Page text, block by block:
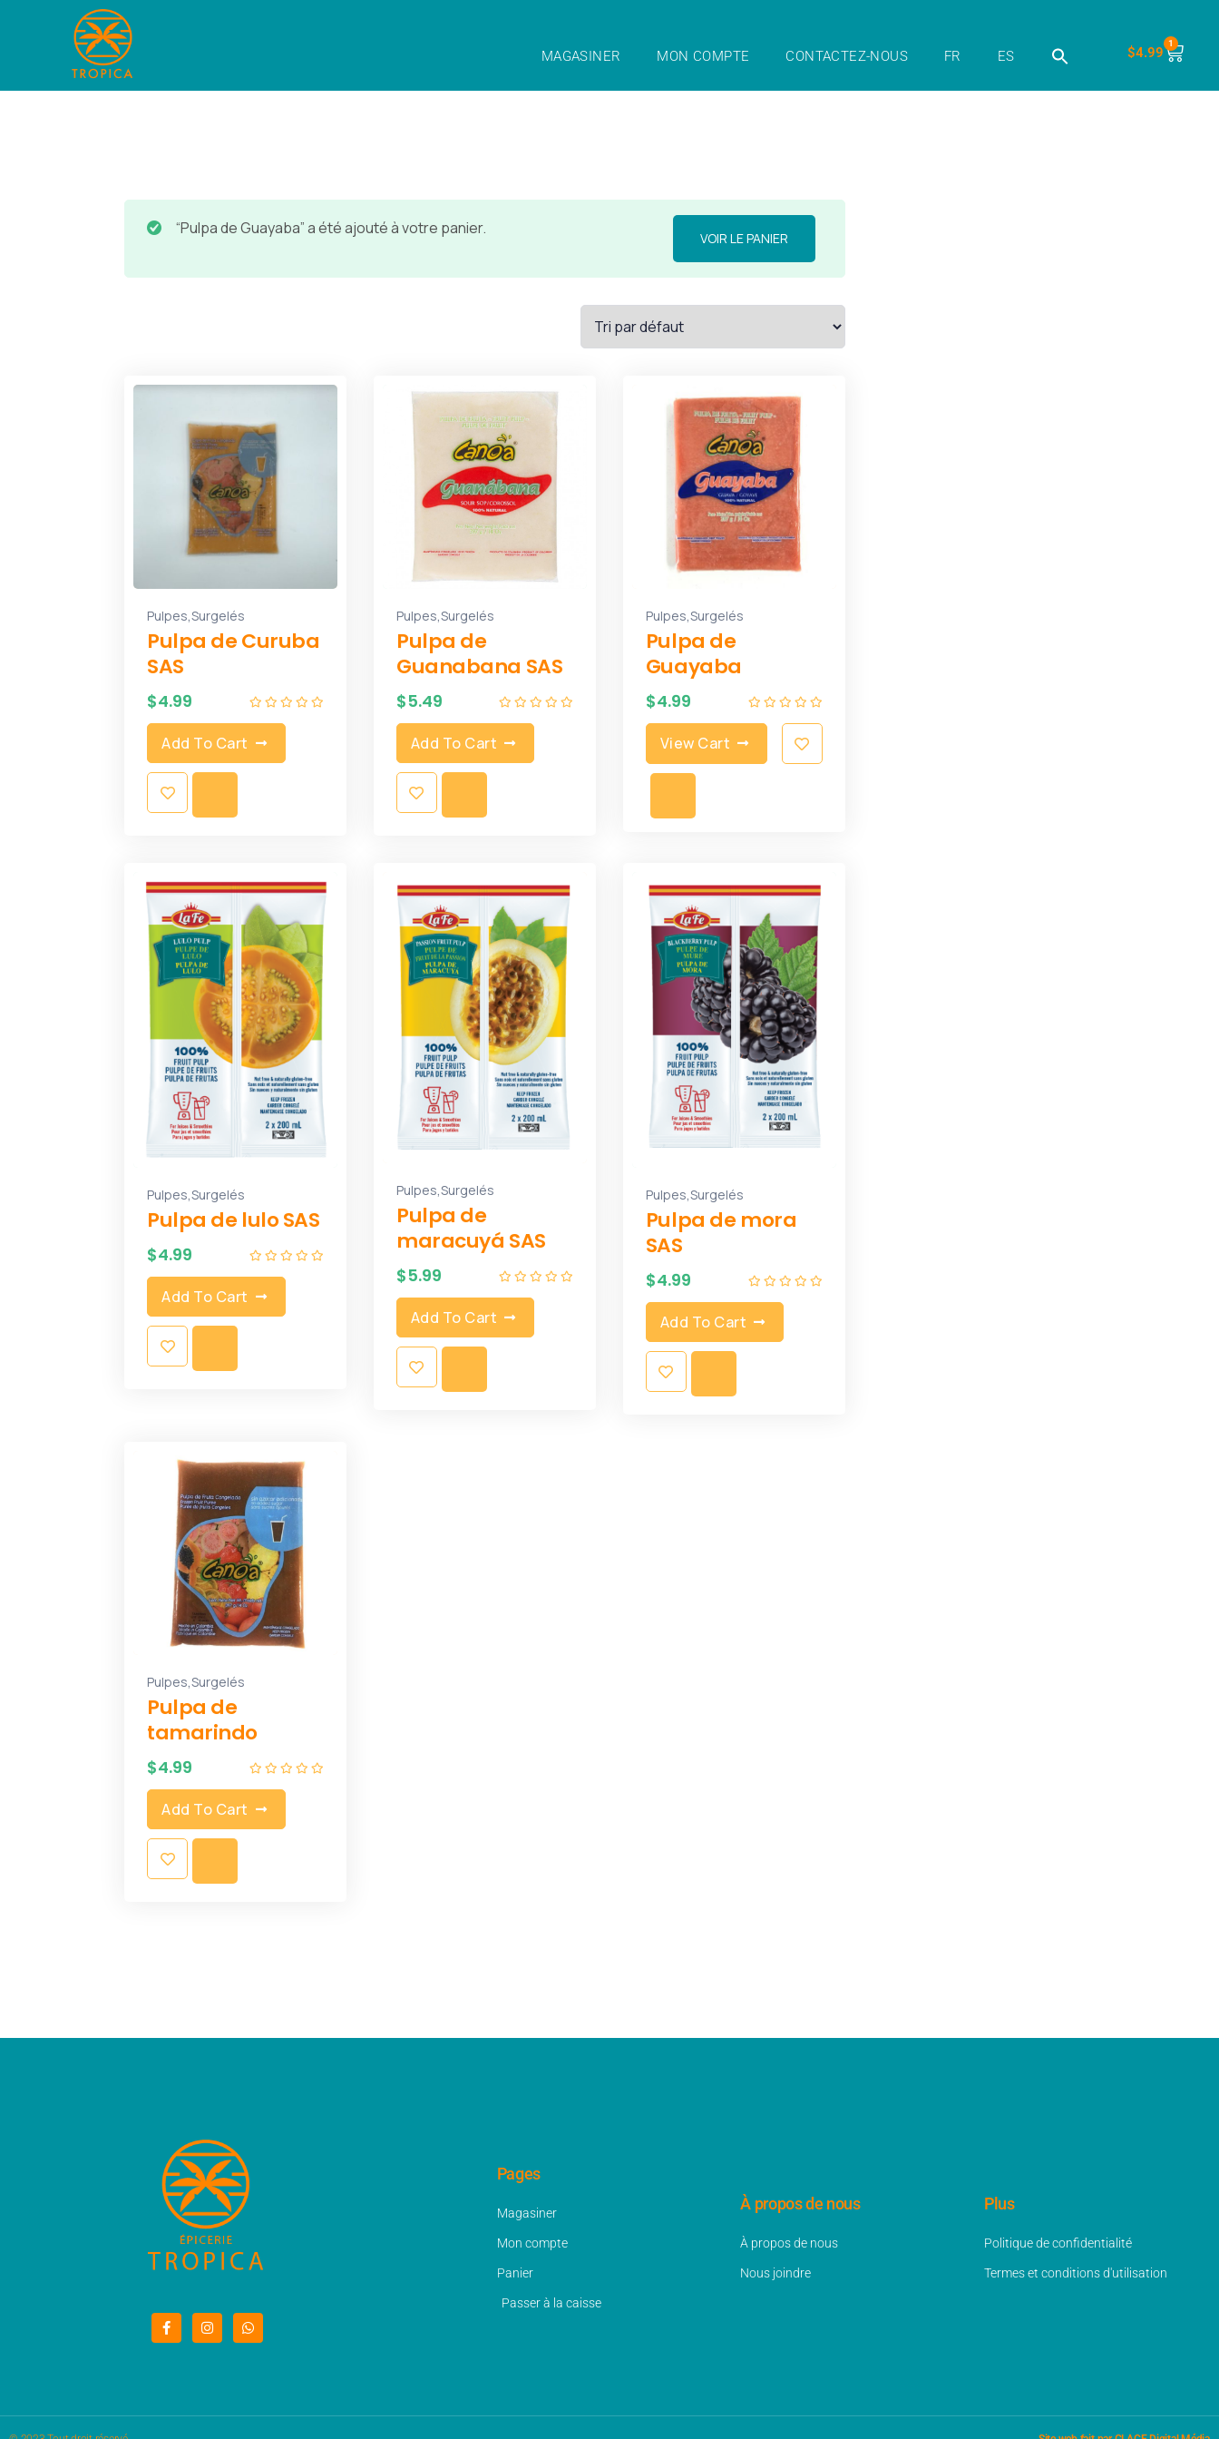
MAGASINER MON COMPTE CONTACTEZ-NOUS FR ES $4.99
1
“Pulpa de Guayaba” a été ajouté à votre panier.
VOIR LE PANIER
Pulpes,Surgelés
Pulpa de Curuba
SAS
$4.99
Add To Cart
Pulpes,Surgelés
Pulpa de
Guanabana SAS
$5.49
Add To Cart
Pulpes,Surgelés
Pulpa de
Guayaba
$4.99
View Cart
Pulpes,Surgelés
Pulpa de lulo SAS
$4.99
Add To Cart
Pulpes,Surgelés
Pulpa de
maracuyá SAS
$5.99
Add To Cart
Pulpes,Surgelés
Pulpa de mora
SAS
$4.99
Add To Cart
Pulpes,Surgelés
Pulpa de
tamarindo
$4.99
Add To Cart
Pages
Magasiner
Mon compte
Panier
Passer à la caisse
À propos de nous
À propos de nous
Nous joindre
Plus
Politique de confidentialité
Termes et conditions d'utilisation